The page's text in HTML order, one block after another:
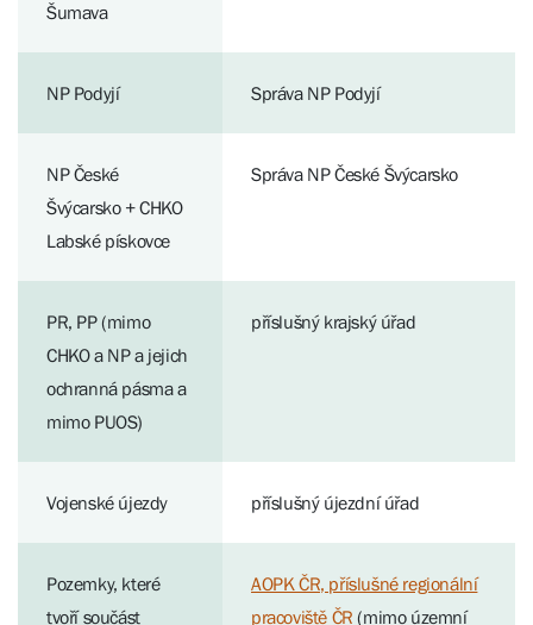
Šumava
NP Podyjí Správa NP Podyjí
NP České
Švýcarsko + CHKO
Labské pískovce
Správa NP České Švýcarsko
PR, PP (mimo
CHKO a NP a jejich
ochranná pásma a
mimo PUOS)
příslušný krajský úřad
Vojenské újezdy příslušný újezdní úřad
Pozemky, které
tvoří součást
AOPK ČR, příslušné regionální
pracoviště ČR (mimo územní